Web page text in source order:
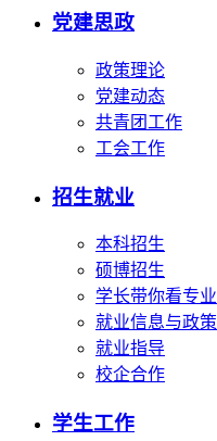
党建思政
政策理论
党建动态
共青团工作
工会工作
招生就业
本科招生
硕博招生
学长带你看专业
就业信息与政策
就业指导
校企合作
学生工作